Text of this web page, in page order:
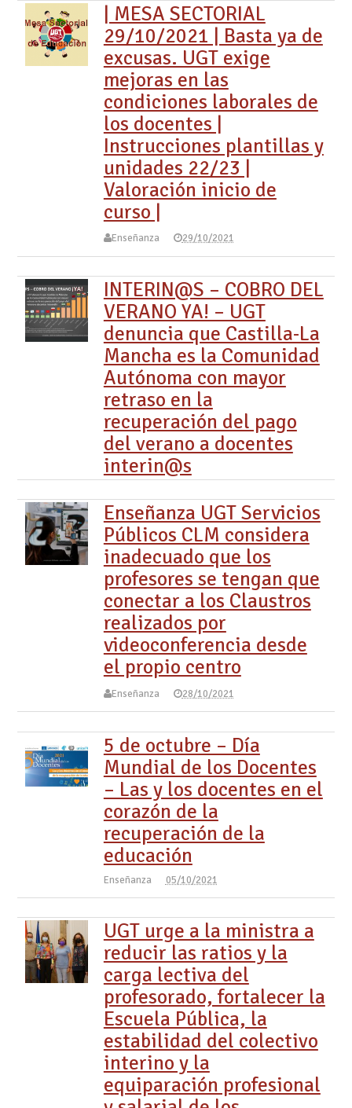
| MESA SECTORIAL
29/10/2021 | Basta ya de
excusas. UGT exige
mejoras en las
condiciones laborales de
los docentes |
Instrucciones plantillas y
unidades 22/23 |
Valoración inicio de
curso |
Enseñanza 29/10/2021
INTERIN@S – COBRO DEL
VERANO YA! – UGT
denuncia que Castilla-La
Mancha es la Comunidad
Autónoma con mayor
retraso en la
recuperación del pago
del verano a docentes
interin@s
Enseñanza UGT Servicios
Públicos CLM considera
inadecuado que los
profesores se tengan que
conectar a los Claustros
realizados por
videoconferencia desde
el propio centro
Enseñanza 28/10/2021
5 de octubre – Día
Mundial de los Docentes
– Las y los docentes en el
corazón de la
recuperación de la
educación
Enseñanza 05/10/2021
UGT urge a la ministra a
reducir las ratios y la
carga lectiva del
profesorado, fortalecer la
Escuela Pública, la
estabilidad del colectivo
interino y la
equiparación profesional